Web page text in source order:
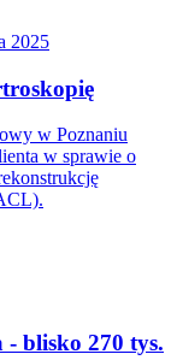
2025
w Poznaniu
w sprawie o
- blisko 270 tys.